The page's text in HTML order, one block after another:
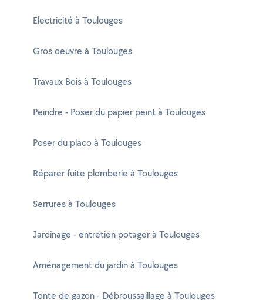
Electricité à Toulouges
Gros oeuvre à Toulouges
Travaux Bois à Toulouges
Peindre - Poser du papier peint à Toulouges
Poser du placo à Toulouges
Réparer fuite plomberie à Toulouges
Serrures à Toulouges
Jardinage - entretien potager à Toulouges
Aménagement du jardin à Toulouges
Tonte de gazon - Débroussaillage à Toulouges